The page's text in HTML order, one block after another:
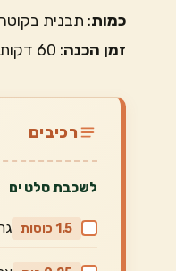
כמות: תבנית בקוטר 20 ס״מ
זמן הכנה: 60 דקות הכנה
רכיבים
לשכבת סלט ים
1.5 כוסות